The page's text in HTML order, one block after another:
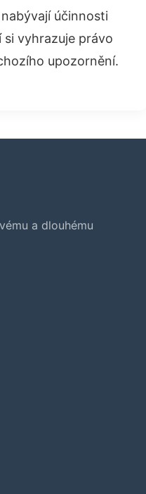
účinnosti
si vyhrazuje právo
upozornění.
a dlouhému